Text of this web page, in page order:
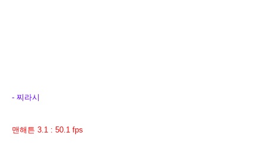
- 찌라시
맨해튼 3.1 : 50.1 fps